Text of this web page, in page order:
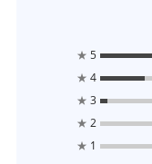
★ 5
★ 4
★ 3
★ 2
★ 1